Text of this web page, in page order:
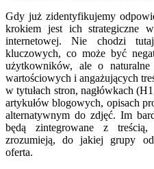
Gdy już zidentyfikujemy
krokiem jest ich strategiczne
internetowej. Nie chodzi
kluczowych, co może być
użytkowników, ale o
wartościowych i angażujących
w tytułach stron, nagłówkach
artykułów blogowych, opisach
alternatywnym do zdjęć. Im
będą zintegrowane z
zrozumieją, do jakiej grupy
oferta.